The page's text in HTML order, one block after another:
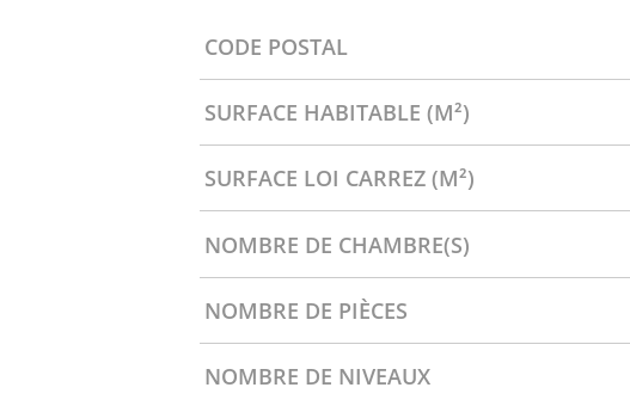
Caractérisque Valeurs
CODE POSTAL
SURFACE HABITABLE (M²)
SURFACE LOI CARREZ (M²)
NOMBRE DE CHAMBRE(S)
NOMBRE DE PIÈCES
NOMBRE DE NIVEAUX